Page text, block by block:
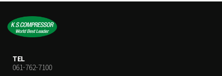
TEL
061-762-7100